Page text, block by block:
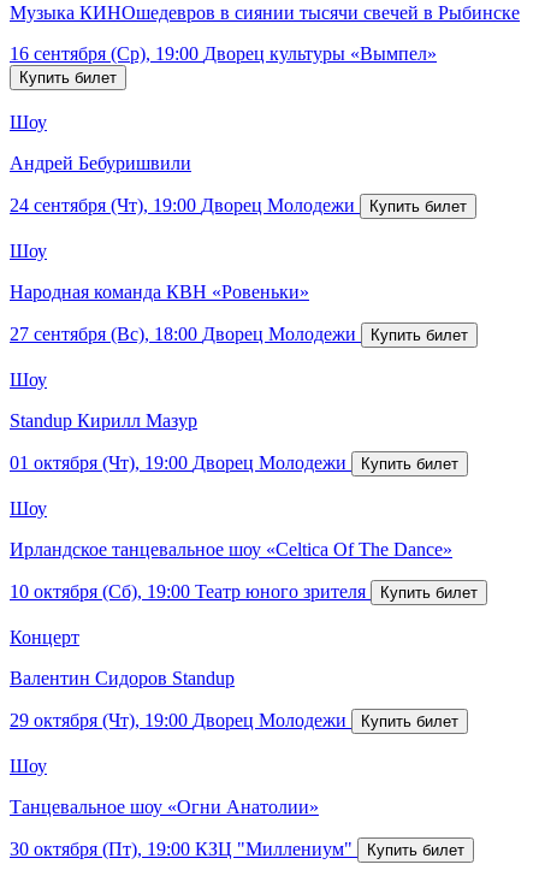
Музыка КИНОшедевров в сиянии тысячи свечей в Рыбинске
16 сентября (Ср), 19:00 Дворец культуры «Вымпел»
Шоу
Андрей Бебуришвили
24 сентября (Чт), 19:00 Дворец Молодежи
Шоу
Народная команда КВН «Ровеньки»
27 сентября (Вс), 18:00 Дворец Молодежи
Шоу
Standup Кирилл Мазур
01 октября (Чт), 19:00 Дворец Молодежи
Шоу
Ирландское танцевальное шоу «Celtica Of The Dance»
10 октября (Сб), 19:00 Театр юного зрителя
Концерт
Валентин Сидоров Standup
29 октября (Чт), 19:00 Дворец Молодежи
Шоу
Танцевальное шоу «Огни Анатолии»
30 октября (Пт), 19:00 КЗЦ "Миллениум"